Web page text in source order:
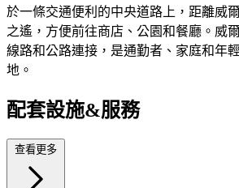
於一條交通便利的中央道路上，距離威
之遙，方便前往商店、公園和餐廳。威
線路和公路連接，是通勤者、家庭和年
地。
配套設施&服務